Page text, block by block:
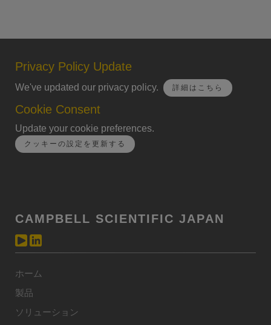
Privacy Policy Update
We've updated our privacy policy. 詳細はこちら
Cookie Consent
Update your cookie preferences.
クッキーの設定を更新する
CAMPBELL SCIENTIFIC JAPAN
ホーム
製品
ソリューション